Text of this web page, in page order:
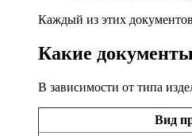
Каждый из этих
Какие
В зависимости от типа
Вид